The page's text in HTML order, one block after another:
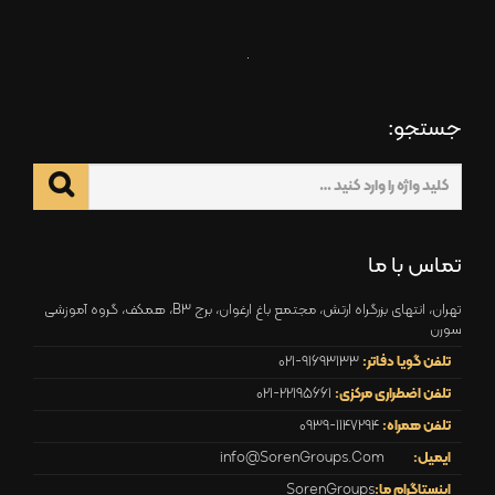
جستجو:
تماس با ما
تهران، انتهای بزرگراه ارتش، مجتمع باغ ارغوان، برج B3، همکف، گروه آموزشی
سورن
تلفن گویا دفاتر:
تلفن اضطراری مرکزی:
تلفن همراه:
ایمیل:
info@SorenGroups.Com